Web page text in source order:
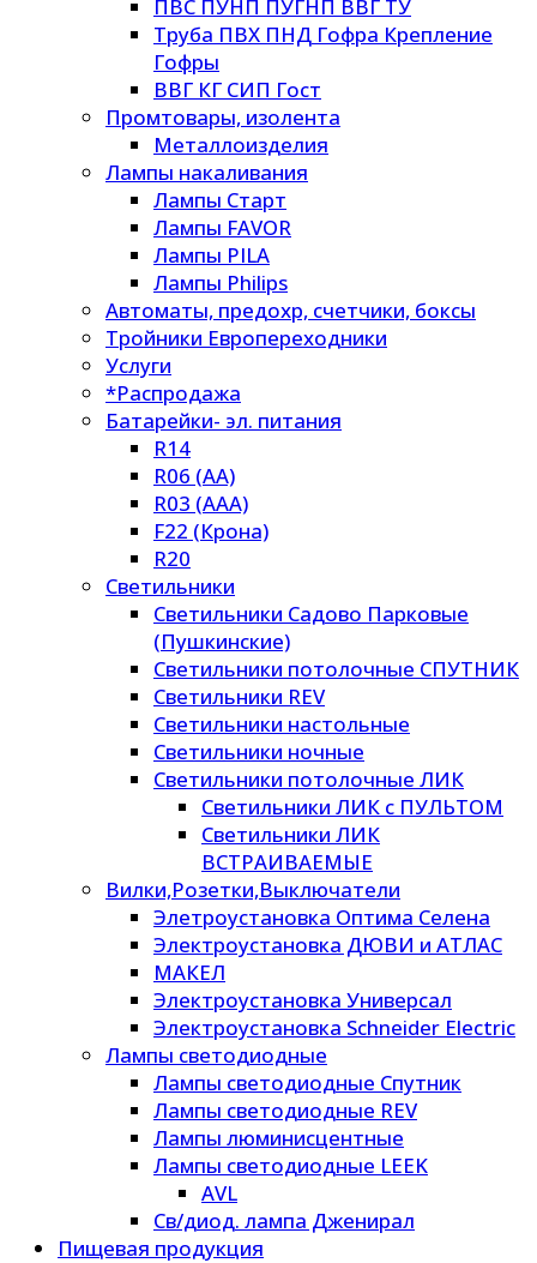
ПВС ПУНП ПУГНП ВВГ ТУ
Труба ПВХ ПНД Гофра Крепление
Гофры
ВВГ КГ СИП Гост
Промтовары, изолента
Металлоизделия
Лампы накаливания
Лампы Старт
Лампы FAVOR
Лампы PILA
Лампы Philips
Автоматы, предохр, счетчики, боксы
Тройники Европереходники
Услуги
*Распродажа
Батарейки- эл. питания
R14
R06 (AA)
R03 (AAA)
F22 (Крона)
R20
Светильники
Светильники Садово Парковые
(Пушкинские)
Светильники потолочные СПУТНИК
Светильники REV
Светильники настольные
Светильники ночные
Светильники потолочные ЛИК
Светильники ЛИК с ПУЛЬТОМ
Светильники ЛИК
ВСТРАИВАЕМЫЕ
Вилки,Розетки,Выключатели
Элетроустановка Оптима Селена
Электроустановка ДЮВИ и АТЛАС
МАКЕЛ
Электроустановка Универсал
Электроустановка Schneider Electric
Лампы светодиодные
Лампы светодиодные Спутник
Лампы светодиодные REV
Лампы люминисцентные
Лампы светодиодные LEEK
AVL
Св/диод. лампа Дженирал
Пищевая продукция